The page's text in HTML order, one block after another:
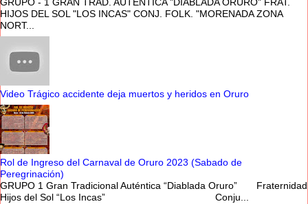
HIJOS DEL SOL "LOS INCAS" CONJ. FOLK. "MORENADA ZONA
NORT...
Video Trágico accidente deja muertos y heridos en Oruro
Rol de Ingreso del Carnaval de Oruro 2023 (Sabado de
Peregrinación)
GRUPO 1 Gran Tradicional Auténtica “Diablada Oruro” Fraternidad
Hijos del Sol “Los Incas” Conju...